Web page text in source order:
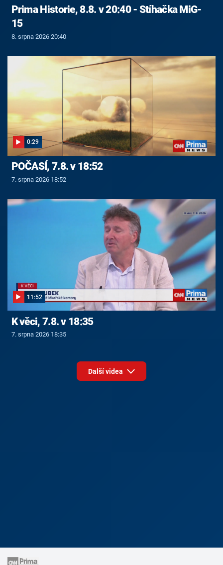
Prima Historie, 8.8. v 20:40 - Stíhačka MiG-
15
8. srpna 2026 20:40
0:29
POČASÍ, 7.8. v 18:52
7. srpna 2026 18:52
11:52
K věci, 7.8. v 18:35
7. srpna 2026 18:35
Další videa